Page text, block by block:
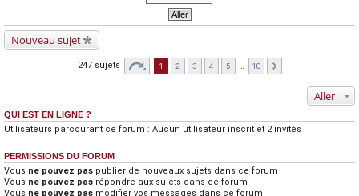
Nouveau sujet
247 sujets 1 2 3 4 5 10
Aller
QUI EST EN LIGNE ?
Utilisateurs parcourant ce forum : Aucun utilisateur inscrit et 2 invités
PERMISSIONS DU FORUM
Vous ne pouvez pas publier de nouveaux sujets dans ce forum
Vous ne pouvez pas répondre aux sujets dans ce forum
Vous ne pouvez pas modifier vos messages dans ce forum